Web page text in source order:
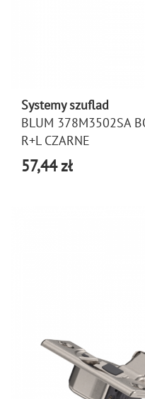
Systemy szuflad
BLUM 378M3502SA
R+L CZARNE
57,44 zł